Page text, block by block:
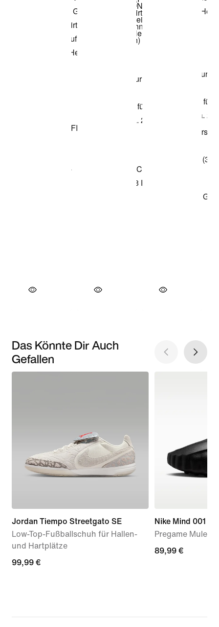
Das Könnte Dir Auch
Gefallen
Jordan Tiempo Streetgato SE
Low-Top-Fußballschuh für Hallen-
und Hartplätze
99,99 €
99,99 €
Nike Mind 001
Pregame Mules
89,99 €
89,99 €